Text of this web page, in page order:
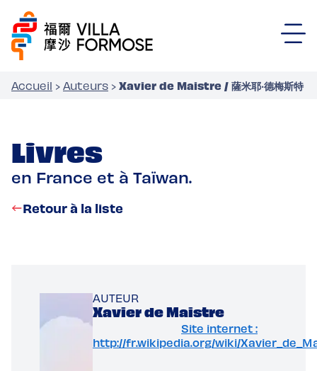
Accueil › Auteurs › Xavier de Maistre / 薩米耶‧德梅斯特
Livres
en France et à Taïwan.
Retour à la liste
AUTEUR
Xavier de Maistre
Site internet :
http://fr.wikipedia.org/wiki/